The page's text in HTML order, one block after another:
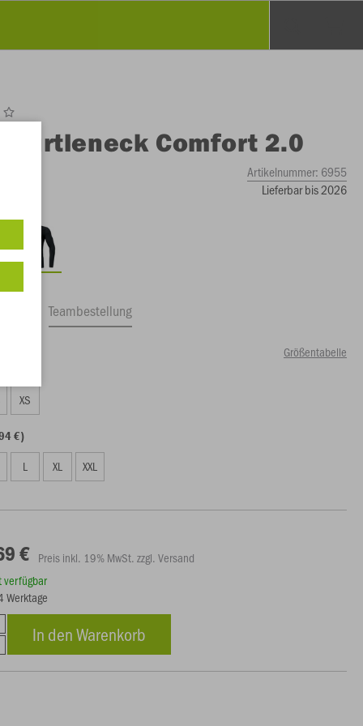
Turtleneck Comfort 2.0
Artikelnummer: 6955
Lieferbar bis 2026
Teambestellung
Größentabelle
XS
€)
L XL XXL
€ Preis inkl. 19% MwSt. zzgl. Versand
verfügbar
Werktage
In den Warenkorb